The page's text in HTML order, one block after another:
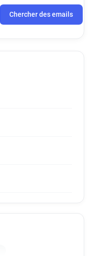
Chercher des emails